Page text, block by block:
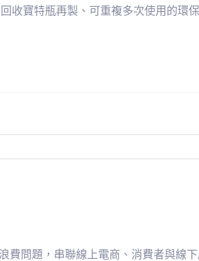
收寶特瓶再製、可重複多次使用的環
費問題，串聯線上電商、消費者與線